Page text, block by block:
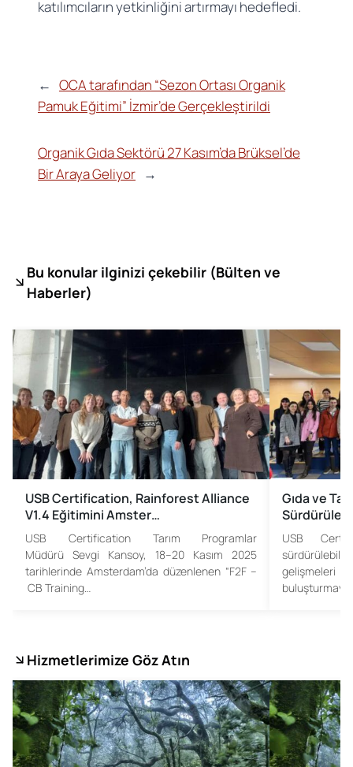
katılımcıların yetkinliğini artırmayı hedefledi.
← OCA tarafından “Sezon Ortası Organik
Pamuk Eğitimi” İzmir’de Gerçekleştirildi
Organik Gıda Sektörü 27 Kasım’da Brüksel’de
Bir Araya Geliyor →
Bu konular ilginizi çekebilir (Bülten ve
Haberler)
USB Certification, Rainforest Alliance
V1.4 Eğitimini Amster…
USB Certification Tarım Programlar
Müdürü Sevgi Kansoy, 18–20 Kasım 2025
tarihlerinde Amsterdam’da düzenlenen “F2F –
CB Training…
Gıda ve
USB
Hizmetlerimize Göz Atın